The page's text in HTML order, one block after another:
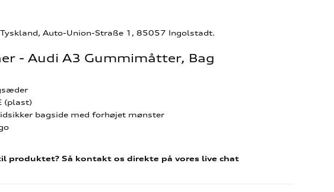
Tyskland, Auto-Union-Straße 1, 85057 Ingolstadt.
- Audi A3 Gummimåtter, Bag
(plast)
bagside med forhøjet mønster
produktet? Så kontakt os direkte på vores live chat